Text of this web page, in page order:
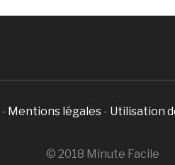
- Mentions légales - Utilisation
© 2018 Minute Facile